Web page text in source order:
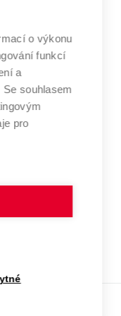
učení
technické
o výkonu
funkcí
a
souhlasem
pro